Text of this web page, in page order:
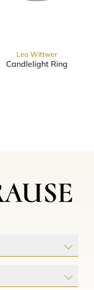
Leo Wittwer
Candlelight Ring